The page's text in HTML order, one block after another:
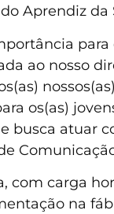
Aprendiz
ao nosso
os(as)
busca atuar
carga
na